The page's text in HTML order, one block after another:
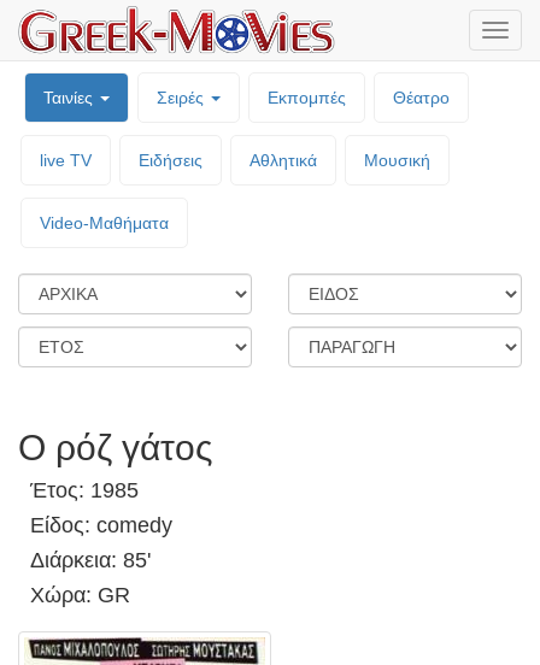
Ταινίες Σειρές Εκπομπές Θέατρο
live TV Ειδήσεις Αθλητικά Μουσική
Video-Mαθήματα
Ο ρόζ γάτος
Έτος: 1985
Είδος: comedy
Διάρκεια: 85'
Χώρα: GR